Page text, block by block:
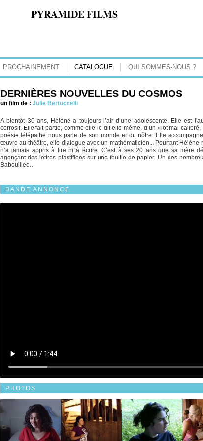
PYRAMIDE FILMS
PROCHAINEMENT CATALOGUE QUI SOMMES-NOUS ?
DERNIÈRES NOUVELLES DU COSMOS
un film de : Julie Bertuccelli
A bientôt 30 ans, Hélène a toujours l’air d’une adolescente. Elle est
corrosif. Elle fait partie, comme elle le dit elle-même, d’un «lot mal
poésie télépathe nous parle de son monde et du nôtre. Elle
œuvre au théâtre, elle dialogue avec un mathématicien... Pourtant Hélène
n’a jamais appris à lire ni à écrire. C’est à ses 20 ans que sa mère
agençant des lettres plastifiées sur une feuille de papier. Un des
Babouillec…
BANDE ANNONCE
PHOTOS